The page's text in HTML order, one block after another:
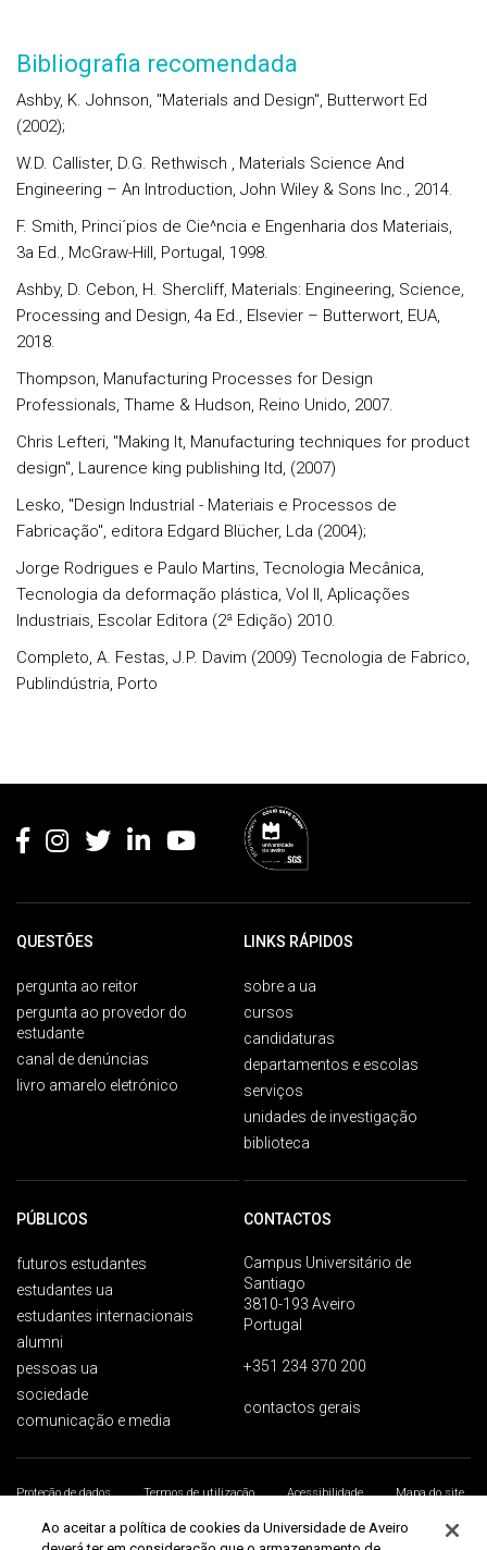
Bibliografia recomendada
Ashby, K. Johnson, "Materials and Design", Butterwort Ed
(2002);
W.D. Callister, D.G. Rethwisch , Materials Science And
Engineering – An Introduction, John Wiley & Sons Inc., 2014.
F. Smith, Princi´pios de Cie^ncia e Engenharia dos Materiais,
3a Ed., McGraw-Hill, Portugal, 1998.
Ashby, D. Cebon, H. Shercliff, Materials: Engineering, Science,
Processing and Design, 4a Ed., Elsevier – Butterwort, EUA,
2018.
Thompson, Manufacturing Processes for Design
Professionals, Thame & Hudson, Reino Unido, 2007.
Chris Lefteri, "Making It, Manufacturing techniques for product
design", Laurence king publishing ltd, (2007)
Lesko, "Design Industrial - Materiais e Processos de
Fabricação", editora Edgard Blücher, Lda (2004);
Jorge Rodrigues e Paulo Martins, Tecnologia Mecânica,
Tecnologia da deformação plástica, Vol II, Aplicações
Industriais, Escolar Editora (2ª Edição) 2010.
Completo, A. Festas, J.P. Davim (2009) Tecnologia de Fabrico,
Publindústria, Porto
QUESTÕES
pergunta ao reitor
pergunta ao provedor do
estudante
canal de denúncias
livro amarelo eletrónico
LINKS RÁPIDOS
sobre a ua
cursos
candidaturas
departamentos e escolas
serviços
unidades de investigação
biblioteca
PÚBLICOS
futuros estudantes
estudantes ua
estudantes internacionais
alumni
pessoas ua
sociedade
comunicação e media
CONTACTOS
Campus Universitário de
Santiago
3810-193 Aveiro
Portugal
+351 234 370 200
contactos gerais
Proteção de dados Termos de utilização Acessibilidade
Mapa do site
Universidade de Aveiro 2026
Ao aceitar a política de cookies da Universidade de Aveiro